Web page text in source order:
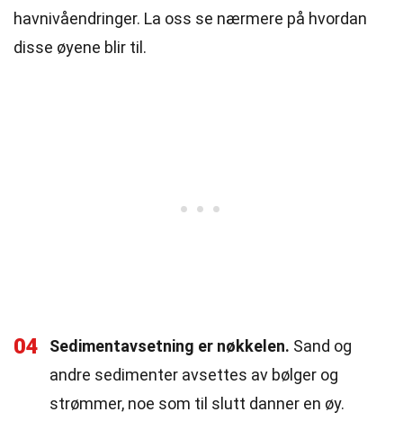
havnivåendringer. La oss se nærmere på hvordan
disse øyene blir til.
04 Sedimentavsetning er nøkkelen. Sand og
andre sedimenter avsettes av bølger og
strømmer, noe som til slutt danner en øy.